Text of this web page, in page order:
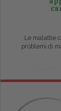
Le malattie
problemi di